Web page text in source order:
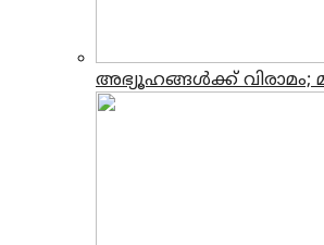
അഭ്യൂഹങ്ങള്‍ക്ക്